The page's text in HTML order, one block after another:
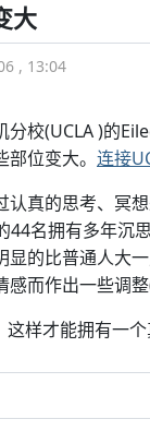
大
, 13:04
分校(UCLA )的
位变大。 连接
认真的思考、冥
44名拥有多年沉
的比普通人大
而作出一些调
样才能拥有一个